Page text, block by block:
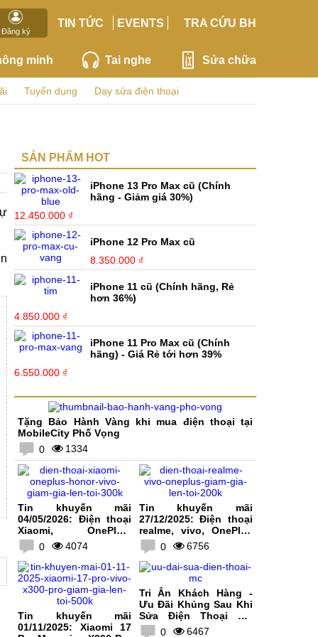
Đăng ký
TIN TỨC EVENTS TRA CỨU BH
minh Tai nghe Sửa chữa
Tuyển dụng Dạy sửa điện thoại
SẢN PHẨM HOT
iPhone 13 Pro Max cũ (Chính
hãng - Giảm giá 30%)
12.450.000 ₫
iPhone 12 Pro Max cũ
8.350.000 ₫
iPhone 11 cũ (Chính hãng, Rẻ
hơn 36%)
4.850.000 ₫
iPhone 11 Pro Max cũ (Chính
hãng) - Giá Rẻ tới hơn 39%
6.550.000 ₫
Tặng Bảo Hành Vàng khi mua điện thoại tại
MobileCity Phố Vọng
0
1334
Tin khuyến mãi
04/05/2026: Điện thoại
Xiaomi, OnePlus,
HONOR, vivo giảm giá
lên tới 300K
0 4074
Tin khuyến mãi
27/12/2025: Điện thoại
realme, vivo, OnePlus
giảm giá lên tới 200K
0 6756
Tin khuyến mãi
01/11/2025: Xiaomi 17
Tri Ân Khách Hàng -
Ưu Đãi Khủng Sau Khi
Sửa Điện Thoại Tại
MobileCity
0 6467